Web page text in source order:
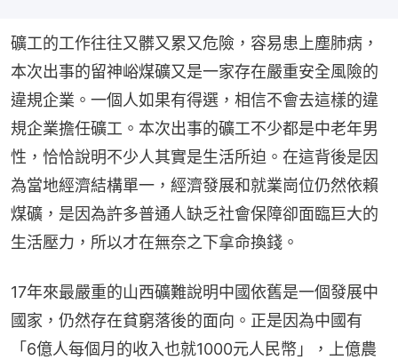
礦工的工作往往又髒又累又危險，容易患上塵肺病，
本次出事的留神峪煤礦又是一家存在嚴重安全風險的
違規企業。一個人如果有得選，相信不會去這樣的違
規企業擔任礦工。本次出事的礦工不少都是中老年男
性，恰恰說明不少人其實是生活所迫。在這背後是因
為當地經濟結構單一，經濟發展和就業崗位仍然依賴
煤礦，是因為許多普通人缺乏社會保障卻面臨巨大的
生活壓力，所以才在無奈之下拿命換錢。
17年來最嚴重的山西礦難說明中國依舊是一個發展中
國家，仍然存在貧窮落後的面向。正是因為中國有
「6億人每個月的收入也就1000元人民幣」，上億農